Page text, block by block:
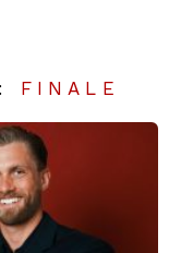
FINALE